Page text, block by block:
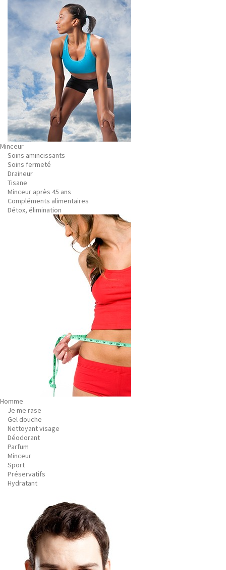
Minceur
Soins amincissants
Soins fermeté
Draineur
Tisane
Minceur après 45 ans
Compléments alimentaires
Détox, élimination
Homme
Je me rase
Gel douche
Nettoyant visage
Déodorant
Parfum
Minceur
Sport
Préservatifs
Hydratant